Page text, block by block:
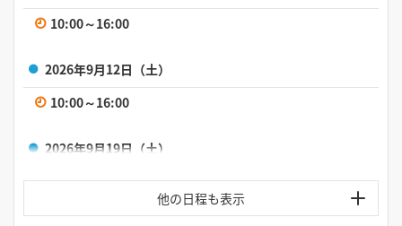
10:00～16:00
2026年9月12日（土）
10:00～16:00
2026年9月19日（土）
10:00～16:00